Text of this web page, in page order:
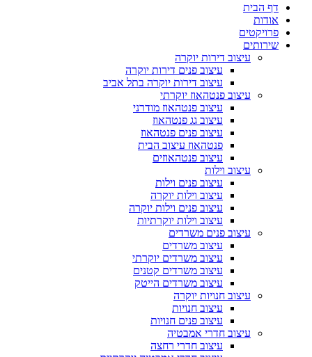
דף הבית
אודות
פרויקטים
שירותים
עיצוב דירות יוקרה
עיצוב פנים דירות יוקרה
עיצוב דירות יוקרה בתל אביב
עיצוב פנטהאוז יוקרתי
עיצוב פנטהאוז מודרני
עיצוב גג פנטהאוז
עיצוב פנים פנטהאוז
פנטהאוז עיצוב הבית
עיצוב פנטהאוזים
עיצוב וילות
עיצוב פנים וילות
עיצוב וילות יוקרה
עיצוב פנים וילות יוקרה
עיצוב וילות יוקרתיות
עיצוב פנים משרדים
עיצוב משרדים
עיצוב משרדים יוקרתי
עיצוב משרדים קטנים
עיצוב משרדים הייטק
עיצוב חנויות יוקרה
עיצוב חנויות
עיצוב פנים חנויות
עיצוב חדרי אמבטיה
עיצוב חדרי רחצה